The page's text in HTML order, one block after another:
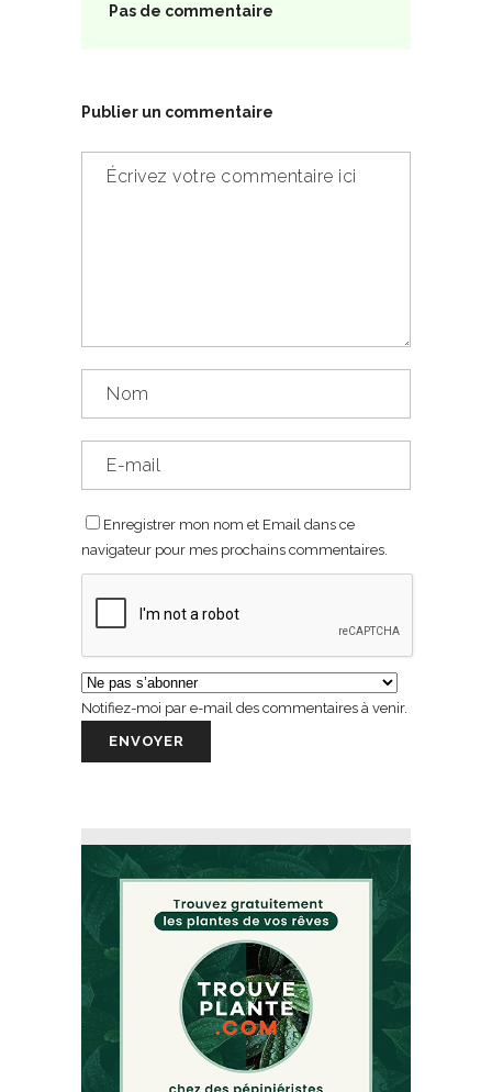
Pas de commentaire
Publier un commentaire
Enregistrer mon nom et Email dans ce
navigateur pour mes prochains commentaires.
Notifiez-moi par e-mail des commentaires à venir.